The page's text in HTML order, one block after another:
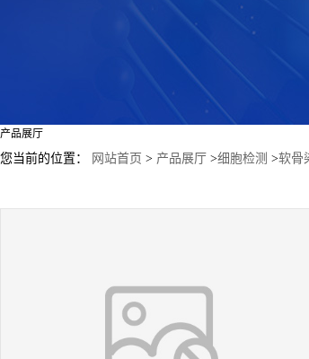
产品展厅
您当前的位置： 网站首页 > 产品展厅 >细胞检测 >软骨